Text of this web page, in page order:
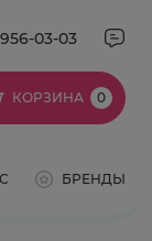
03-03
КОРЗИНА 0
БРЕНДЫ